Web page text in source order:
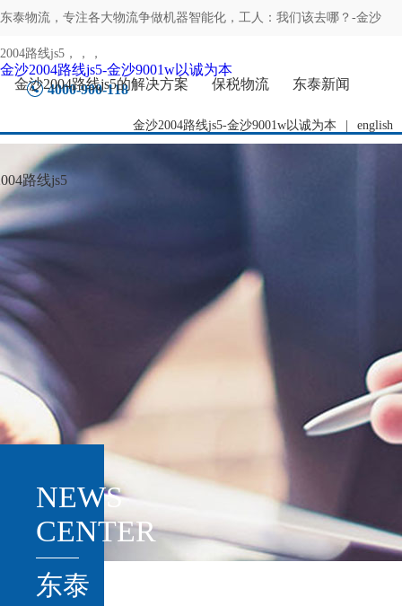
东泰物流，专注各大物流争做机器智能化，工人：我们该去哪？-金沙
2004路线js5 ，，，
4000-900-118
金沙2004路线js5-金沙9001w以诚为本 english
金沙2004路线js5-金沙9001w以诚为本
金沙2004路线js5的解决方案
保税物流 东泰新闻
路线js5
NEWS
CENTER
东泰